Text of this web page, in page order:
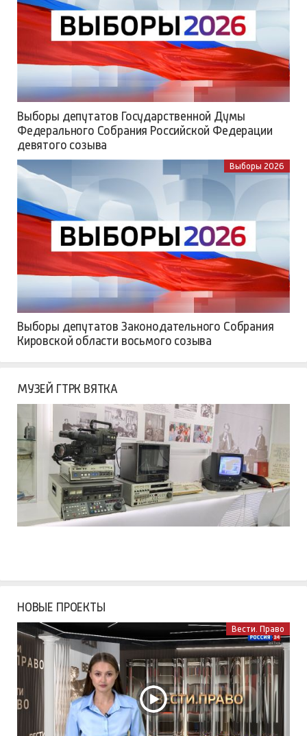
Выборы депутатов Государственной Думы
Федерального Собрания Российской Федерации
девятого созыва
Выборы 2026
Выборы депутатов Законодательного Собрания
Кировской области восьмого созыва
МУЗЕЙ ГТРК ВЯТКА
НОВЫЕ ПРОЕКТЫ
Вести. Право